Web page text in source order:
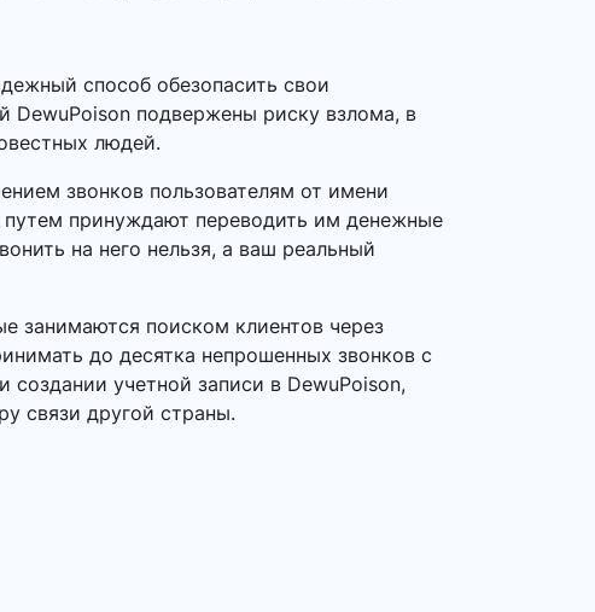
способ обезопасить свои
DewuPoison подвержены риску взлома, в
людей.
звонков пользователям от имени
путем принуждают переводить им денежные
на него нельзя, а ваш реальный
занимаются поиском клиентов через
до десятка непрошенных звонков с
учетной записи в DewuPoison,
связи другой страны.